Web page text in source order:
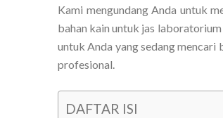
Kami mengundang Anda untuk
bahan kain untuk jas laboratorium
untuk Anda yang sedang
profesional.
DAFTAR ISI